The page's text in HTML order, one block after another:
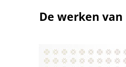
De werken van